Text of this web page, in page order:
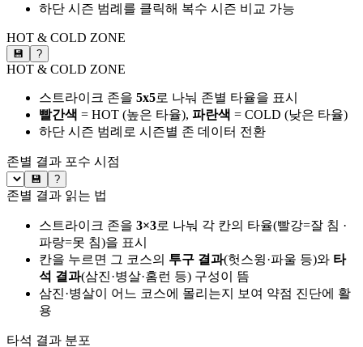
하단 시즌 범례를 클릭해 복수 시즌 비교 가능
HOT & COLD ZONE
💾 ?
HOT & COLD ZONE
스트라이크 존을 5x5로 나눠 존별 타율을 표시
빨간색 = HOT (높은 타율), 파란색 = COLD (낮은 타율)
하단 시즌 범례로 시즌별 존 데이터 전환
존별 결과 포수 시점
💾 ?
존별 결과 읽는 법
스트라이크 존을 3×3로 나눠 각 칸의 타율(빨강=잘 침 ·
파랑=못 침)을 표시
칸을 누르면 그 코스의 투구 결과(헛스윙·파울 등)와 타
석 결과(삼진·병살·홈런 등) 구성이 뜸
삼진·병살이 어느 코스에 몰리는지 보여 약점 진단에 활
용
타석 결과 분포